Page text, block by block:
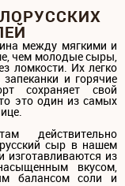
между мягкими и
чем молодые сыры,
ломкости. Их легко
и горячие
сохраняет свой
это один из самых
действительно
сыр в нашем
изготавливаются из
вкусом,
балансом соли и